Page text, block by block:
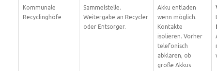
Kommunale
Recyclinghöfe
Sammelstelle.
Weitergabe an Recycler
oder Entsorger.
Akku entladen
wenn möglich.
Kontakte
isolieren. Vorher
telefonisch
abklären, ob
große Akkus